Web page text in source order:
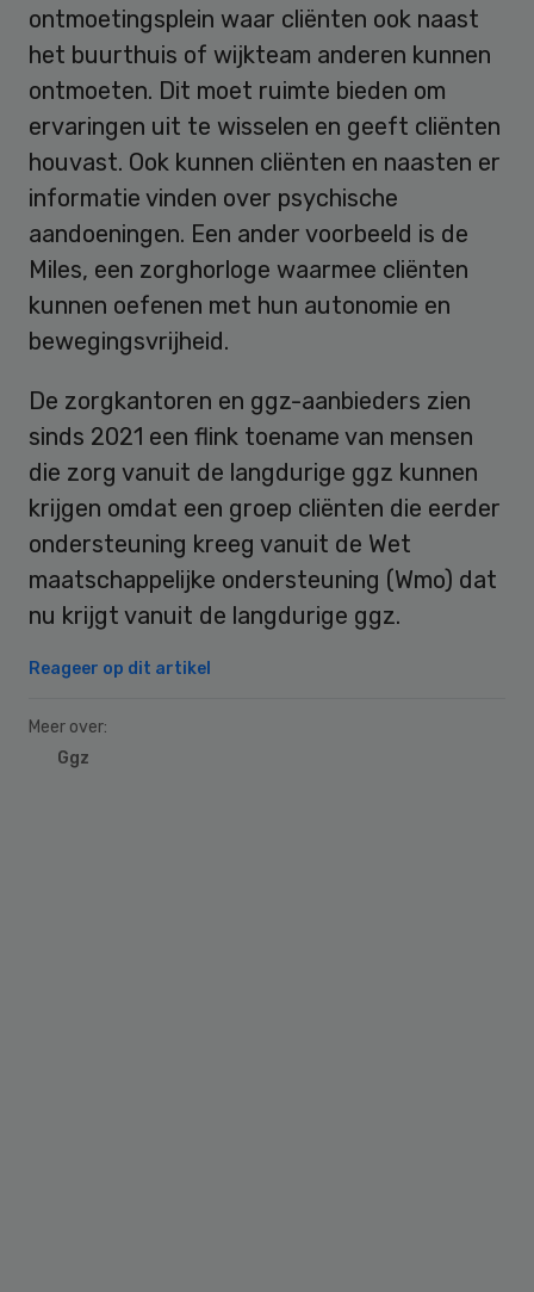
ontmoetingsplein waar cliënten ook naast
het buurthuis of wijkteam anderen kunnen
ontmoeten. Dit moet ruimte bieden om
ervaringen uit te wisselen en geeft cliënten
houvast. Ook kunnen cliënten en naasten er
informatie vinden over psychische
aandoeningen. Een ander voorbeeld is de
Miles, een zorghorloge waarmee cliënten
kunnen oefenen met hun autonomie en
bewegingsvrijheid.
De zorgkantoren en ggz-aanbieders zien
sinds 2021 een flink toename van mensen
die zorg vanuit de langdurige ggz kunnen
krijgen omdat een groep cliënten die eerder
ondersteuning kreeg vanuit de Wet
maatschappelijke ondersteuning (Wmo) dat
nu krijgt vanuit de langdurige ggz.
Reageer op dit artikel
Meer over:
Ggz